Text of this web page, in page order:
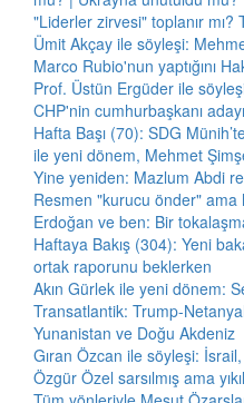
"Liderler zirvesi" toplanır mı?
Ümit Akçay ile söyleşi:
Marco Rubio'nun yaptığını
Prof. Üstün Ergüder ile
CHP'nin cumhurbaşkanı
Hafta Başı (70): SDG
ile yeni dönem, Mehmet
Yine yeniden: Mazlum Abdi
Resmen "kurucu önder" ama
Erdoğan ve ben: Bir
Haftaya Bakış (304): Yeni
ortak raporunu beklerken
Akın Gürlek ile yeni dönem:
Transatlantik: Trump-
Yunanistan ve Doğu Akdeniz
Gıran Özcan ile söyleşi:
Özgür Özel sarsılmış ama